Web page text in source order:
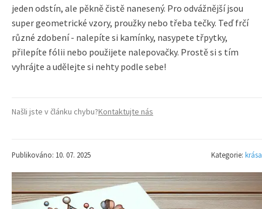
jeden odstín, ale pěkně čistě nanesený. Pro odvážnější jsou
super geometrické vzory, proužky nebo třeba tečky. Teď frčí
různé zdobení - nalepíte si kamínky, nasypete třpytky,
přilepíte fólii nebo použijete nalepovačky. Prostě si s tím
vyhrájte a udělejte si nehty podle sebe!
Našli jste v článku chybu?Kontaktujte nás
Publikováno: 10. 07. 2025 Kategorie: krása